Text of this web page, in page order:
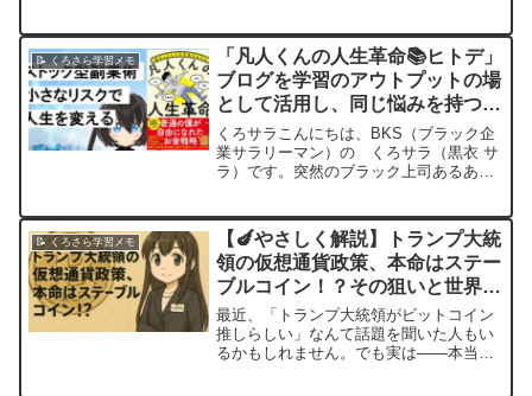
とができます✅️主体的に行動することが
重要✅️自分の人生を...
📝 くろさら学習メモ
「凡人くんの人生革命📚ヒトデ」
ブログを学習のアウトプットの場
として活用し、同じ悩みを持つ人
をお助けする📝
くろサラこんにちは、BKS（ブラック企
業サラリーマン）の くろサラ（黒衣 サ
ラ）です。突然のブラック上司あるあ
る数値は見ていない✅自分の思いつきで
人の時間を奪いに来る✅会...
📝 くろさら学習メモ
【🍆やさしく解説】トランプ大統
領の仮想通貨政策、本命はステー
ブルコイン！？その狙いと世界へ
の影響とは
最近、「トランプ大統領がビットコイン
推しらしい」なんて話題を聞いた人もい
るかもしれません。でも実は――本当に